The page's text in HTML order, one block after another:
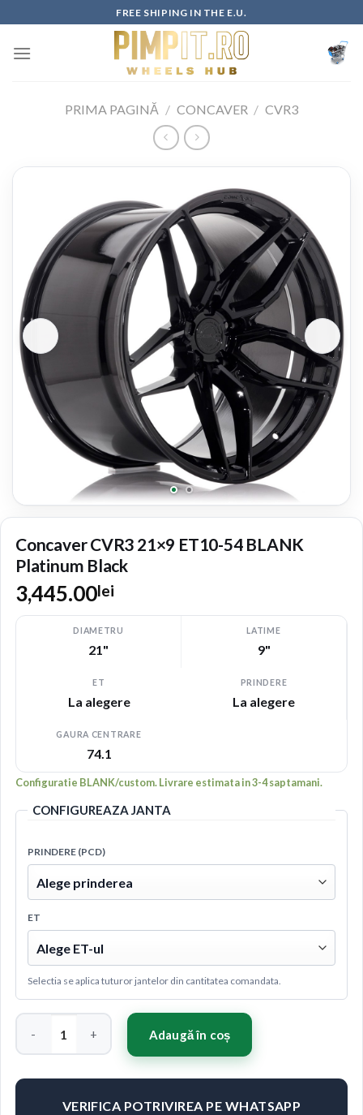
to
content
FREE SHIPING IN THE E.U.
PRIMA PAGINĂ / CONCAVER / CVR3
Concaver CVR3 21×9 ET10-54 BLANK
Platinum Black
3,445.00lei
DIAMETRU
21"
LATIME
9"
ET
La alegere
PRINDERE
La alegere
GAURA CENTRARE
74.1
Configuratie BLANK/custom. Livrare estimata in 3-4 saptamani.
CONFIGUREAZA JANTA
PRINDERE (PCD)
ET
Selectia se aplica tuturor jantelor din cantitatea comandata.
Cantitate Concaver CVR3 21x9 ET10-54 BLANK Platinum Black
Adaugă în coș
VERIFICA POTRIVIREA PE WHATSAPP